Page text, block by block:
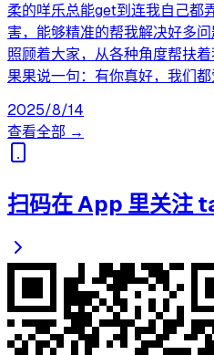
柔的咩乐总能get到连我自己都
害，能够精准的帮我解决好多
照顾着大家，从各种角度帮扶
果果说一句：有你真好，我们都
2025/8/14
查看全部 →
扫码在 App 里关注